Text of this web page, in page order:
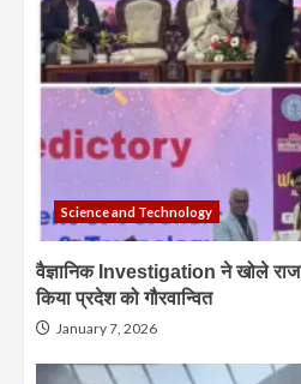
Science and Technology
वैज्ञानिक Investigation ने खोले
किया प्रदेश को गौरवान्वित
January 7, 2026